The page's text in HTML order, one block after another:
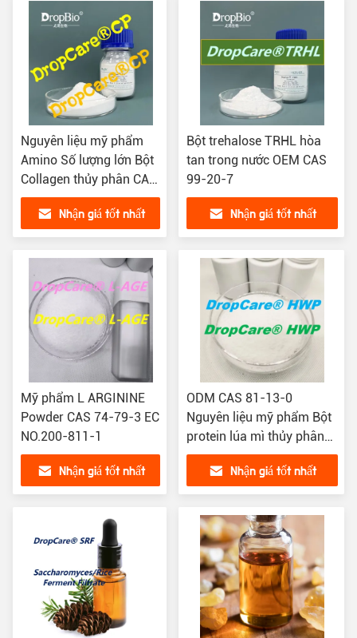
Nguyên liệu mỹ phẩm
Amino Số lượng lớn Bột
Collagen thủy phân CAS
9064-67-9
Nhận giá tốt nhất
Bột trehalose TRHL hòa
tan trong nước OEM CAS
99-20-7
Nhận giá tốt nhất
Mỹ phẩm L ARGININE
Powder CAS 74-79-3 EC
NO.200-811-1
Nhận giá tốt nhất
ODM CAS 81-13-0
Nguyên liệu mỹ phẩm Bột
protein lúa mì thủy phân
Axit amin
Nhận giá tốt nhất